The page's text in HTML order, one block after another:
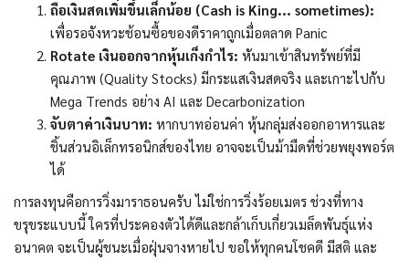
ถือเงินสดเพิ่มขึ้นเล็กน้อย (Cash is King... sometimes):
เพื่อรอจังหวะช้อนซื้อของดีราคาถูกเมื่อตลาด Panic
Rotate เงินออกจากหุ้นเก็งกำไร: หันมาเข้าสินทรัพย์ที่มี
คุณภาพ (Quality Stocks) มีกระแสเงินสดจริง และเกาะไปกับ
Mega Trends อย่าง AI และ Decarbonization
จับตาค่าเงินบาท: หากบาทอ่อนค่า หุ้นกลุ่มส่งออกอาหารและ
ชิ้นส่วนอิเล็กทรอนิกส์ของไทย อาจจะเป็นม้ามืดที่ช่วยพยุงพอร์ต
ได้
การลงทุนคือการวิ่งมาราธอนครับ ไม่ใช่การวิ่งร้อยเมตร ช่วงที่ทาง
ขรุขระแบบนี้ ใครที่ประคองตัวได้ดีและกล้าเก็บเกี่ยวเมล็ดพันธุ์แห่ง
อนาคต จะเป็นผู้ชนะเมื่อฝุ่นจางหายไป ขอให้ทุกคนโชคดี มีสติ และ